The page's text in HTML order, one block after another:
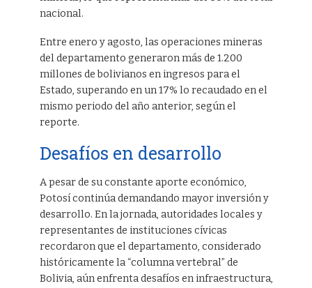
nacional.
Entre enero y agosto, las operaciones mineras
del departamento generaron más de 1.200
millones de bolivianos en ingresos para el
Estado, superando en un 17% lo recaudado en el
mismo periodo del año anterior, según el
reporte.
Desafíos en desarrollo
A pesar de su constante aporte económico,
Potosí continúa demandando mayor inversión y
desarrollo. En la jornada, autoridades locales y
representantes de instituciones cívicas
recordaron que el departamento, considerado
históricamente la “columna vertebral” de
Bolivia, aún enfrenta desafíos en infraestructura,